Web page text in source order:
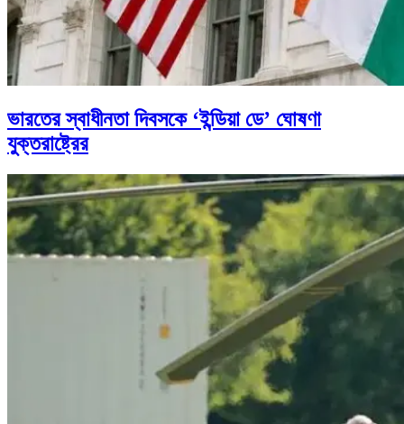
ভারতের স্বাধীনতা দিবসকে ‘ইন্ডিয়া ডে’ ঘোষণা
যুক্তরাষ্ট্রের